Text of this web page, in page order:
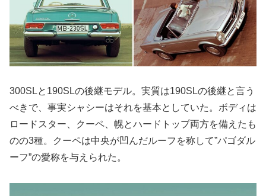
300SLと190SLの後継モデル。実質は190SLの後継と言う
べきで、事実シャシーはそれを基本としていた。ボディは
ロードスター、クーペ、幌とハードトップ両方を備えたも
のの3種。クーペは中央が凹んだルーフを称して”パゴダル
ーフ”の愛称を与えられた。